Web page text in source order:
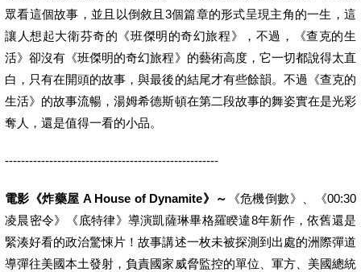
眾看這個故事，並且以倒敘且3個篇章的形式呈現主角的一生，這
讓人想起大衛芬奇的《班傑明的奇幻旅程》，不過，《查克的生
活》卻沒有《班傑明的奇幻旅程》的藝術高度，它一切都說得太直
白，只有在開頭的故事，與最後的結尾才有些餘韻。不過《查克的
生活》的故事流暢，湯姆希德斯頓在第二段故事的舞姿實在是光彩
奪人，還是值得一看的小品。
-----------------------------------------------------
電影《炸藥屋 A House of Dynamite》～
《危機倒數》、《00:30
凌晨密令》《底特律》導演凱薩琳畢格羅睽違8年新作，依舊還是
緊湊好看的政治驚悚片！故事講述一枚未被探測到出處的洲際彈道
導彈往美國本土發射，負責國家威脅監控的單位、軍方、美國總統